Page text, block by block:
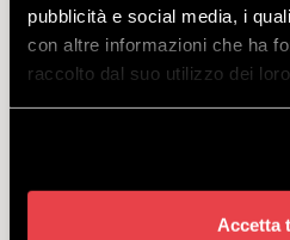
pubblicità e social media, i
con altre informazioni che ha
raccolto dal suo utilizzo dei
Accetta
ODKRYĆ
Topowe modele linii
wszelkie
z€